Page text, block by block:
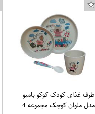
ظرف غذای کودک کوکو بامبو
مدل ملوان کوچک مجموعه 4